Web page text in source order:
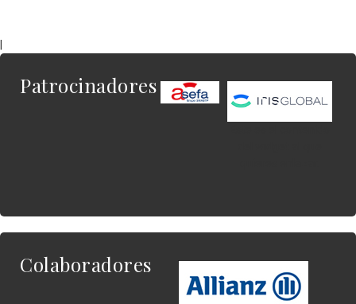
Patrocinadores
Colaboradores